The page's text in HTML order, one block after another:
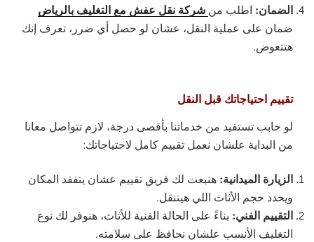
الضمان: اطلب من شركة نقل عفش مع التغليف بالرياض
ضمان على عملية النقل، عشان لو حصل أي ضرر، تعرف إنك
هتتعوض.
تقييم احتياجاتك قبل النقل
لو حابب تستفيد من خدماتنا بأقصى درجة، لازم تتواصل معانا
من البداية علشان نعمل تقييم كامل لاحتياجاتك:
الزيارة الميدانية: هنبعت لك فريق تقييم عشان يتفقد المكان
ويحدد حجم الأثاث اللي هيتنقل.
التقييم الفني: بناءً على الحالة الفنية للأثاث، هنوفر لك نوع
التغليف الأنسب علشان نحافظ على سلامته.